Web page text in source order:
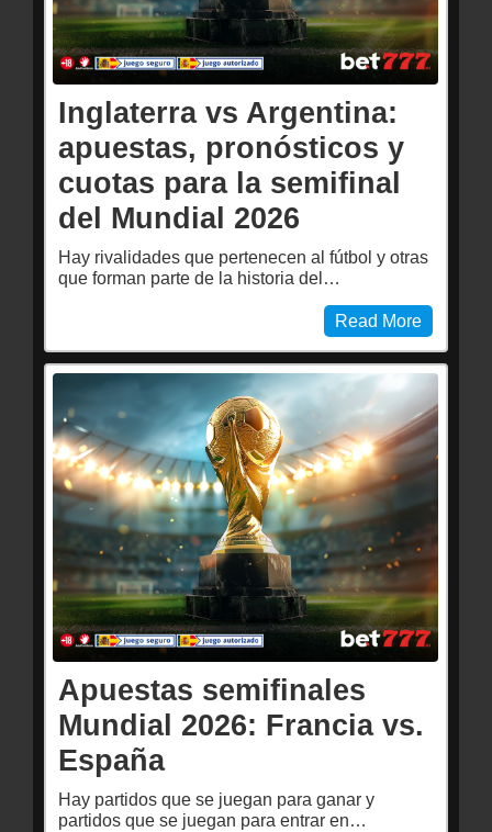
Inglaterra vs Argentina:
apuestas, pronósticos y
cuotas para la semifinal
del Mundial 2026
Hay rivalidades que pertenecen al fútbol y otras
que forman parte de la historia del…
Read More
Apuestas semifinales
Mundial 2026: Francia vs.
España
Hay partidos que se juegan para ganar y
partidos que se juegan para entrar en…